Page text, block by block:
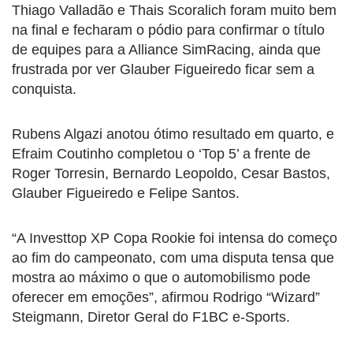
Thiago Valladão e Thais Scoralich foram muito bem
na final e fecharam o pódio para confirmar o título
de equipes para a Alliance SimRacing, ainda que
frustrada por ver Glauber Figueiredo ficar sem a
conquista.
Rubens Algazi anotou ótimo resultado em quarto, e
Efraim Coutinho completou o ‘Top 5’ a frente de
Roger Torresin, Bernardo Leopoldo, Cesar Bastos,
Glauber Figueiredo e Felipe Santos.
“A Investtop XP Copa Rookie foi intensa do começo
ao fim do campeonato, com uma disputa tensa que
mostra ao máximo o que o automobilismo pode
oferecer em emoções”, afirmou Rodrigo “Wizard”
Steigmann, Diretor Geral do F1BC e-Sports.